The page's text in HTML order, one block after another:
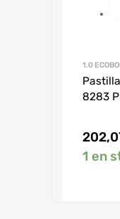
1.0
8283
1 en